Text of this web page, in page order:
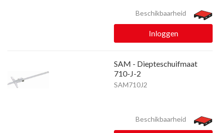
Beschikbaarheid
Inloggen
SAM - Diepteschuifmaat
710-J-2
SAM710J2
Beschikbaarheid